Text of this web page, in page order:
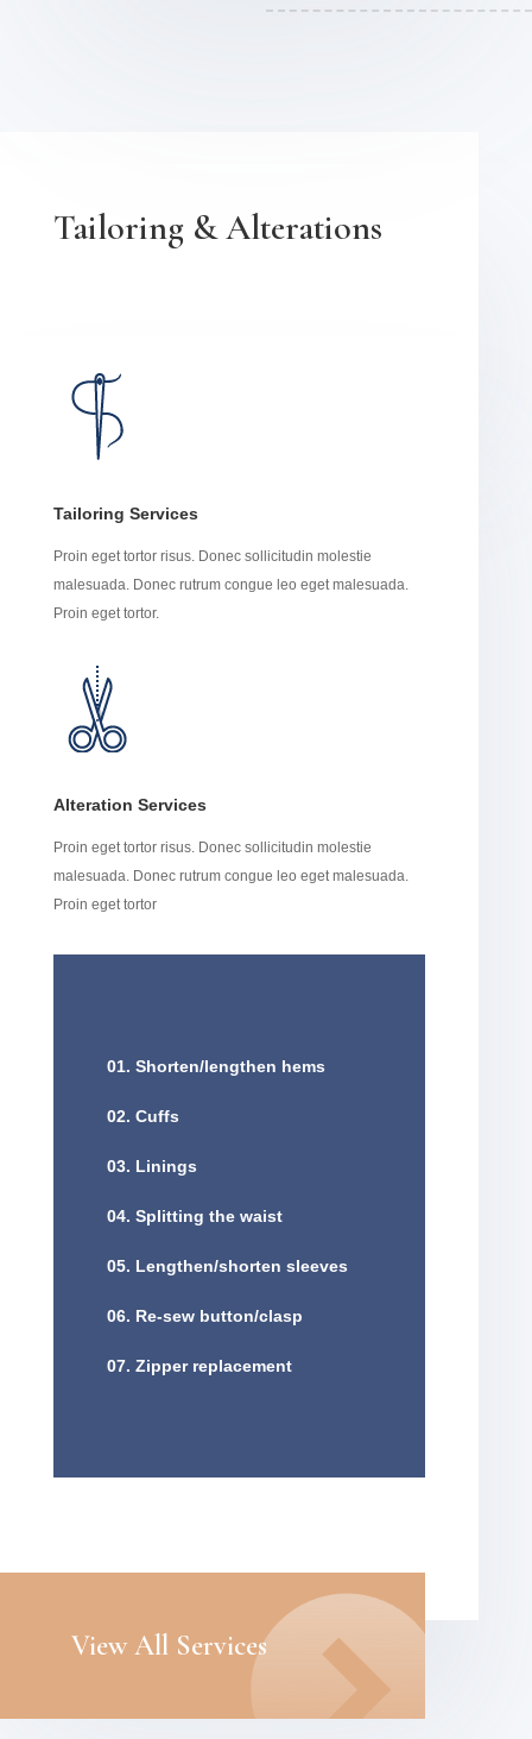
Tailoring & Alterations
Tailoring Services
Proin eget tortor risus. Donec sollicitudin molestie
malesuada. Donec rutrum congue leo eget malesuada.
Proin eget tortor.
Alteration Services
Proin eget tortor risus. Donec sollicitudin molestie
malesuada. Donec rutrum congue leo eget malesuada.
Proin eget tortor
01. Shorten/lengthen hems
02. Cuffs
03. Linings
04. Splitting the waist
05. Lengthen/shorten sleeves
06. Re-sew button/clasp
07. Zipper replacement
View All Services